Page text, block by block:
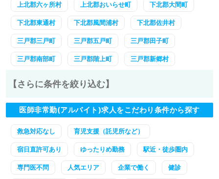
上北郡六ヶ所村 上北郡おいらせ町 下北郡大間町
下北郡東通村 下北郡風間浦村 下北郡佐井村
三戸郡三戸町 三戸郡五戸町 三戸郡田子町
三戸郡南部町 三戸郡階上町 三戸郡新郷村
【さらに条件を絞り込む】
医師非常勤(アルバイト)求人をこだわり条件から探す
救急対応なし 育児支援（託児所など）
宿日直許可あり ゆったりめ勤務 駅近・徒歩圏内
専門医不問 人気エリア 企業で働く 健診